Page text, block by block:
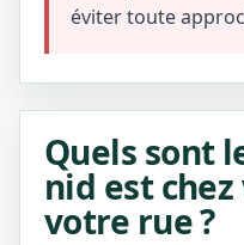
éviter toute
Quels sont
nid est
votre rue ?